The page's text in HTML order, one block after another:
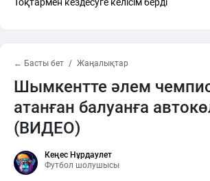
← Басты бет Жаңалықтар
Шымкентте әлем
атанған балуанға
(ВИДЕО)
Кеңес Нұрдаулет
Футбол шолушысы